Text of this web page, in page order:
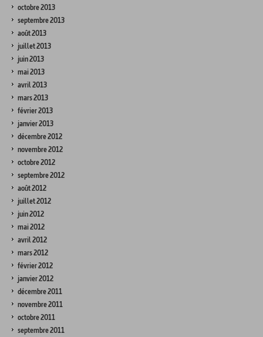
octobre 2013
septembre 2013
août 2013
juillet 2013
juin 2013
mai 2013
avril 2013
mars 2013
février 2013
janvier 2013
décembre 2012
novembre 2012
octobre 2012
septembre 2012
août 2012
juillet 2012
juin 2012
mai 2012
avril 2012
mars 2012
février 2012
janvier 2012
décembre 2011
novembre 2011
octobre 2011
septembre 2011